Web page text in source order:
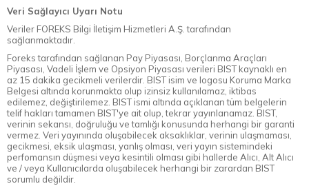
Veri Sağlayıcı Uyarı Notu
Veriler FOREKS Bilgi İletişim Hizmetleri A.Ş. tarafından
sağlanmaktadır.
Foreks tarafından sağlanan Pay Piyasası, Borçlanma Araçları
Piyasası, Vadeli İşlem ve Opsiyon Piyasası verileri BIST kaynaklı en
az 15 dakika gecikmeli verilerdir. BIST isim ve logosu Koruma Marka
Belgesi altında korunmakta olup izinsiz kullanılamaz, iktibas
edilemez, değiştirilemez. BIST ismi altında açıklanan tüm belgelerin
telif hakları tamamen BIST'ye ait olup, tekrar yayınlanamaz. BIST,
verinin sekansı, doğruluğu ve tamlığı konusunda herhangi bir garanti
vermez. Veri yayınında oluşabilecek aksaklıklar, verinin ulaşmaması,
gecikmesi, eksik ulaşması, yanlış olması, veri yayın sistemindeki
perfomansın düşmesi veya kesintili olması gibi hallerde Alıcı, Alt Alıcı
ve / veya Kullanıcılarda oluşabilecek herhangi bir zarardan BIST
sorumlu değildir.